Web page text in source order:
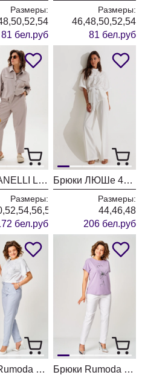
Размеры:
81 бел.руб
Размеры:
46,48,50,52,54
81 бел.руб
Брюки ANELLI LAUREL 1853 новый бежевый
Размеры:
бел.руб
Брюки ЛЮШе 4421 белый
Размеры:
44,46,48
206 бел.руб
Брюки Rumoda 2296 голубой Брюки Rumoda 2296 белый